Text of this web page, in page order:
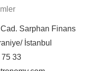
Sarphan Finans
İstanbul
75 33